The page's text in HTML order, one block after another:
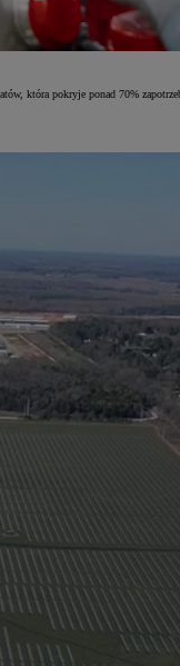
która pokryje ponad 70%